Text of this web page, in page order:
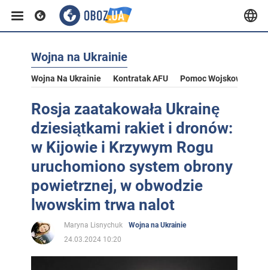
Wojna na Ukrainie
Wojna Na Ukrainie Kontratak AFU Pomoc Wojskowa Dla
Rosja zaatakowała Ukrainę
dziesiątkami rakiet i dronów:
w Kijowie i Krzywym Rogu
uruchomiono system obrony
powietrznej, w obwodzie
lwowskim trwa nalot
Maryna Lisnychuk
Wojna na Ukrainie
24.03.2024 10:20